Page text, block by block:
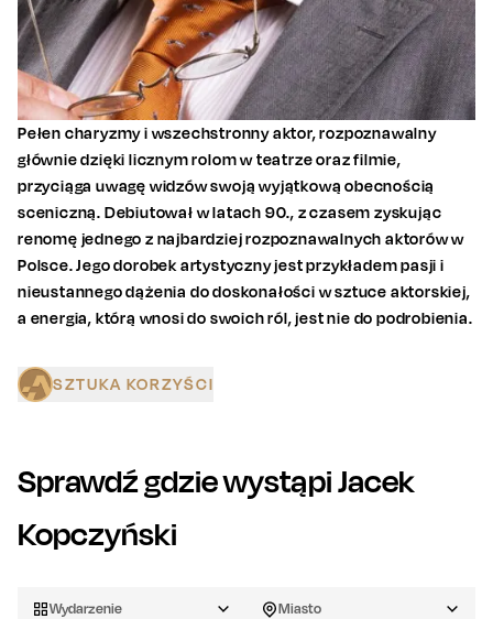
Pełen charyzmy i wszechstronny aktor, rozpoznawalny
głównie dzięki licznym rolom w teatrze oraz filmie,
przyciąga uwagę widzów swoją wyjątkową obecnością
sceniczną. Debiutował w latach 90., z czasem zyskując
renomę jednego z najbardziej rozpoznawalnych aktorów w
Polsce. Jego dorobek artystyczny jest przykładem pasji i
nieustannego dążenia do doskonałości w sztuce aktorskiej,
a energia, którą wnosi do swoich ról, jest nie do podrobienia.
SZTUKA KORZYŚCI
Sprawdź gdzie wystąpiJacek
Kopczyński
Wydarzenie Miasto